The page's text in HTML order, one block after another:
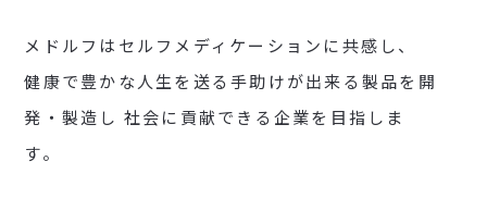
メドルフはセルフメディケーションに共感し、
健康で豊かな人生を送る手助けが出来る製品を開
発・製造し 社会に貢献できる企業を目指しま
す。